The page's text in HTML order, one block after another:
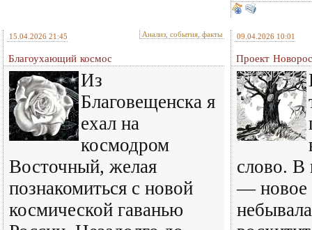
15.04.2026 21:45 Анализ, события, факты
Благоухающий космос
Из
Благовещенска я
ехал на
космодром
Восточный, желая
познакомиться с новой
космической гаванью
09.04.2026 10:01
Проект
слово. В
— новое